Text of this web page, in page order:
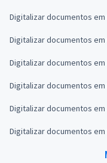
Digitalizar documentos em
Digitalizar documentos
Digitalizar documentos
Digitalizar documentos em
Digitalizar documentos em
Digitalizar documentos em